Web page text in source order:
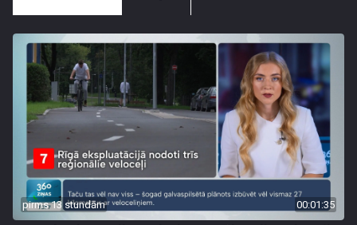
pirms 13 stundām 00:01:35